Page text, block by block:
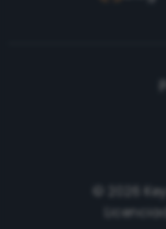
© 2026